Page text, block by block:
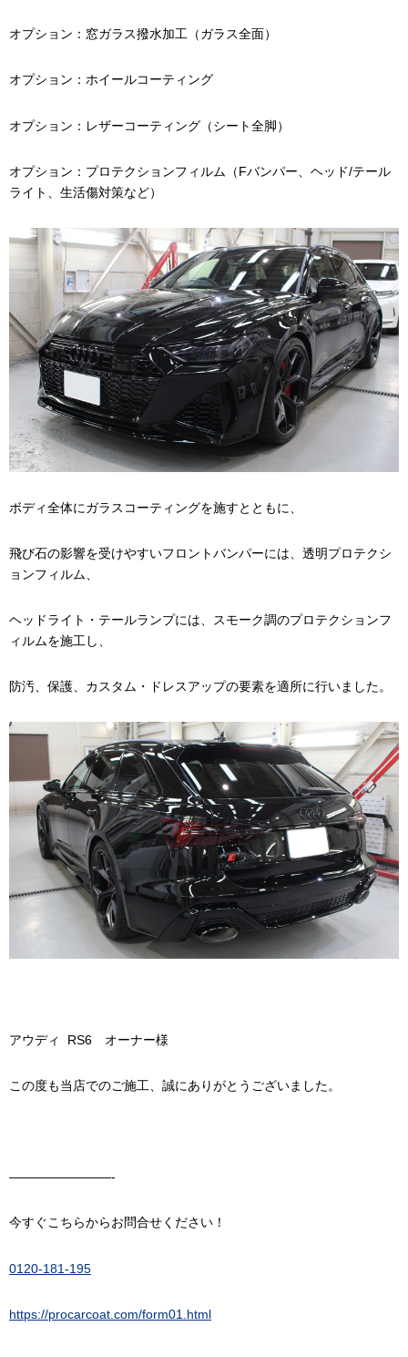
オプション：窓ガラス撥水加工（ガラス全面）
オプション：ホイールコーティング
オプション：レザーコーティング（シート全脚）
オプション：プロテクションフィルム（Fバンパー、ヘッド/テール
ライト、生活傷対策など）
ボディ全体にガラスコーティングを施すとともに、
飛び石の影響を受けやすいフロントバンパーには、透明プロテクシ
ョンフィルム、
ヘッドライト・テールランプには、スモーク調のプロテクションフ
ィルムを施工し、
防汚、保護、カスタム・ドレスアップの要素を適所に行いました。
アウディ RS6 オーナー様
この度も当店でのご施工、誠にありがとうございました。
————————-
今すぐこちらからお問合せください！
0120-181-195
https://procarcoat.com/form01.html